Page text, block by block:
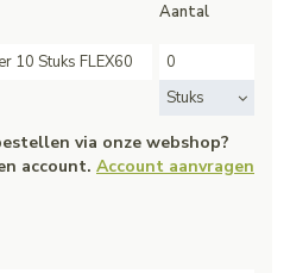
Aantal
10 Stuks FLEX60
Stuks
via onze webshop?
account. Account aanvragen